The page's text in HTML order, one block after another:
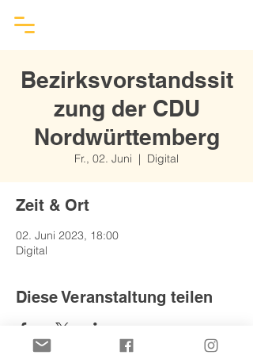
Bezirksvorstandssit
zung der CDU
Nordwürttemberg
Fr., 02. Juni
  |
Digital
Zeit & Ort
02. Juni 2023, 18:00
Digital
Diese Veranstaltung teilen